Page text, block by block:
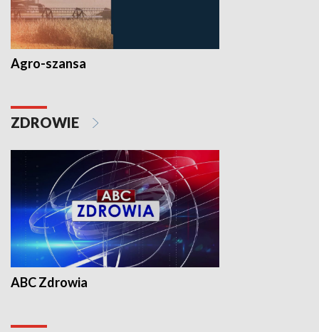
Agro-szansa
ZDROWIE
ABC Zdrowia